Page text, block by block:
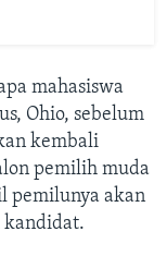
mahasiswa
Ohio, sebelum
kembali
pemilih muda
pemilunya akan
kandidat.